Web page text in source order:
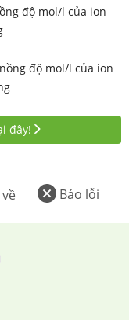
độ mol/l của ion
độ mol/l của ion
đây!
Báo lỗi